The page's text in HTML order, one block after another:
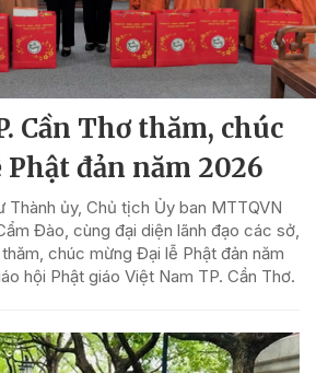
Cần Thơ thăm, chúc
đản năm 2026
Thành ủy, Chủ tịch Ủy ban MTTQVN
Đào, cùng đại diện lãnh đạo các sở,
chúc mừng Đại lễ Phật đản năm
hội Phật giáo Việt Nam TP. Cần Thơ.